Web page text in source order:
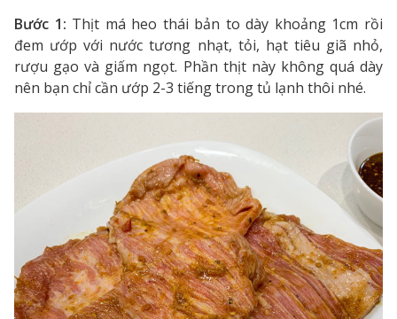
Bước 1: Thịt má heo thái bản to dày khoảng 1cm rồi
đem ướp với nước tương nhạt, tỏi, hạt tiêu giã nhỏ,
rượu gạo và giấm ngọt. Phần thịt này không quá dày
nên bạn chỉ cần ướp 2-3 tiếng trong tủ lạnh thôi nhé.